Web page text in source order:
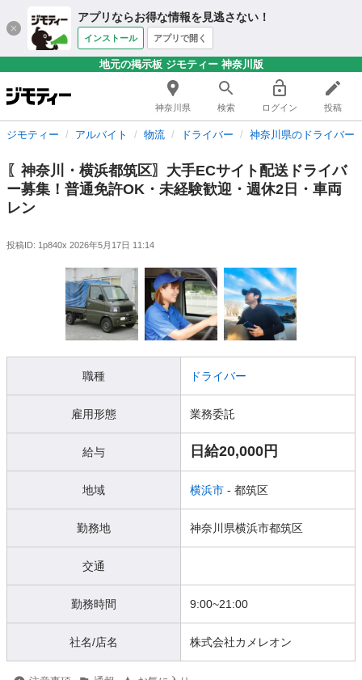
アプリならお得な情報を見逃さない！
インストール アプリで開く
地元の掲示板 ジモティー 神奈川版
神奈川県 検索 ログイン 投稿
ジモティー アルバイト 物流 ドライバー 神奈川県のドライバー
〖神奈川・横浜都筑区〗大手ECサイト配送ドライバ
ー募集！普通免許OK・未経験歓迎・週休2日・車両
レン
投稿ID: 1p840x 2026年5月17日 11:14
職種 ドライバー
雇用形態 業務委託
給与 日給20,000円
地域 横浜市 - 都筑区
勤務地 神奈川県横浜市都筑区
交通
勤務時間 9:00~21:00
社名/店名 株式会社カメレオン